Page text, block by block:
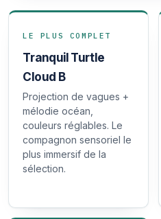
LE PLUS COMPLET
Tranquil Turtle
Cloud B
Projection de vagues +
mélodie océan,
couleurs réglables. Le
compagnon sensoriel le
plus immersif de la
sélection.